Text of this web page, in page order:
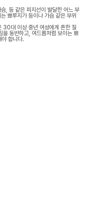
, 등 같은 피지선이 발달한 어느 부
뾰루지가 등이나 가슴 같은 부위
30대 이상 중년 여성에게 흔한 질
을 동반하고, 여드름처럼 보이는 뾰
야 합니다.